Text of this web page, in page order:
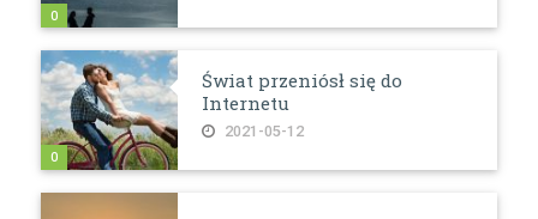
0
Świat przeniósł się do
Internetu
2021-05-12
0